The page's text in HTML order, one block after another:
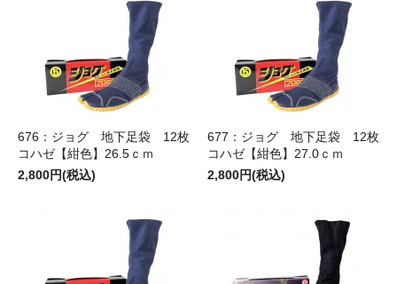
676：ジョグ 地下足袋 12枚
コハゼ【紺色】26.5ｃｍ
2,800円(税込)
677：ジョグ 地下足袋 12枚
コハゼ【紺色】27.0ｃｍ
2,800円(税込)